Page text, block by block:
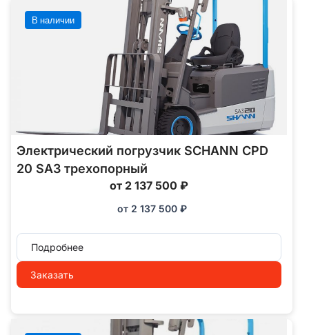
В наличии
Электрический погрузчик SCHANN CPD
20 SA3 трехопорный
от 2 137 500 ₽
от 2 137 500 ₽
Подробнее
Заказать